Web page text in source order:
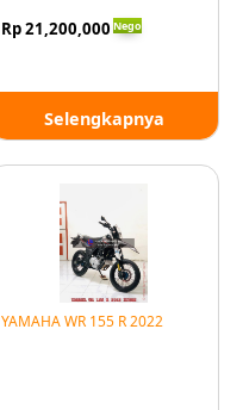
Rp 21,200,000 Nego
Selengkapnya
YAMAHA WR 155 R 2022